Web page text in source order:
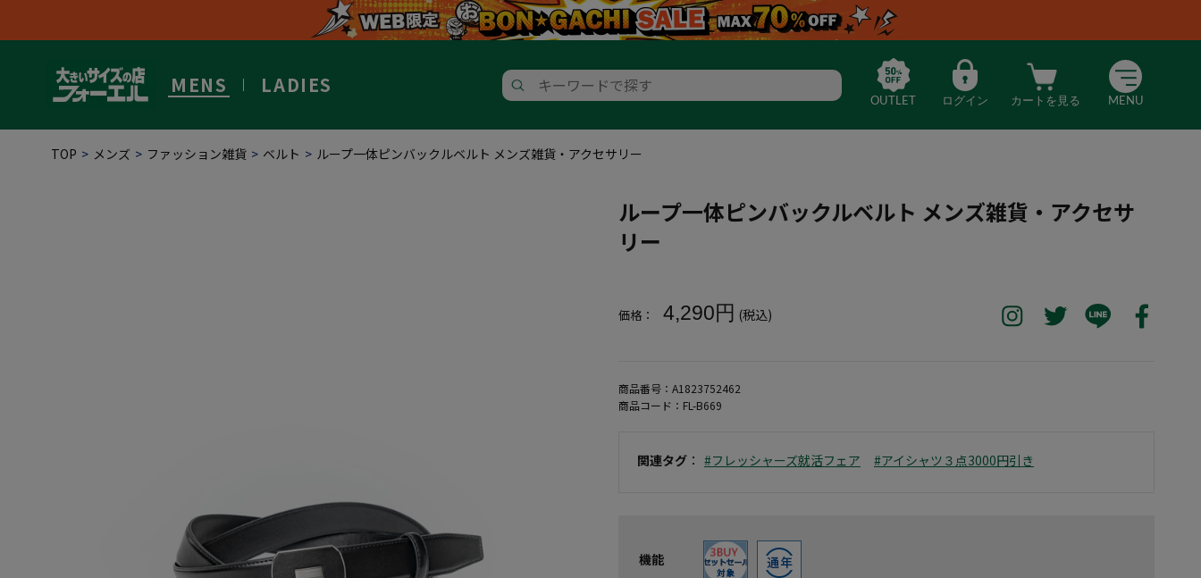
MENS LADIES
OUTLET ログイン カートを見る MENU
TOP メンズ ファッション雑貨 ベルト ループ一体ピンバックルベルト メンズ雑貨・アクセサリー
ループ一体ピンバックルベルト メンズ雑貨・アクセサ
リー
価格： 4,290円 (税込)
商品番号： A1823752462
商品コード： FL-B669
関連タグ ： #フレッシャーズ就活フェア #アイシャツ３点3000円引き
機能